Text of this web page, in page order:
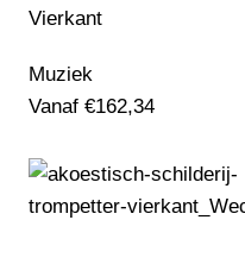
Vierkant
Muziek
Vanaf €162,34